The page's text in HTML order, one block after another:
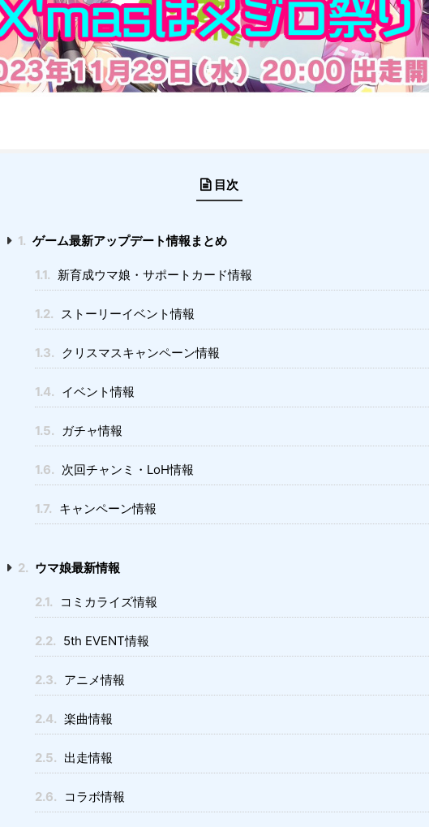
目次
1. ゲーム最新アップデート情報まとめ
1.1. 新育成ウマ娘・サポートカード情報
1.2. ストーリーイベント情報
1.3. クリスマスキャンペーン情報
1.4. イベント情報
1.5. ガチャ情報
1.6. 次回チャンミ・LoH情報
1.7. キャンペーン情報
2. ウマ娘最新情報
2.1. コミカライズ情報
2.2. 5th EVENT情報
2.3. アニメ情報
2.4. 楽曲情報
2.5. 出走情報
2.6. コラボ情報